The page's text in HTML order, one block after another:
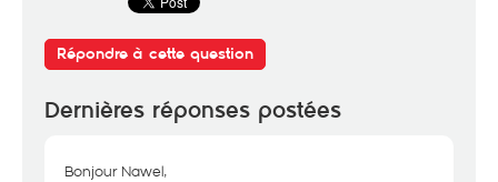
Répondre à cette question
Dernières réponses postées
Bonjour Nawel,